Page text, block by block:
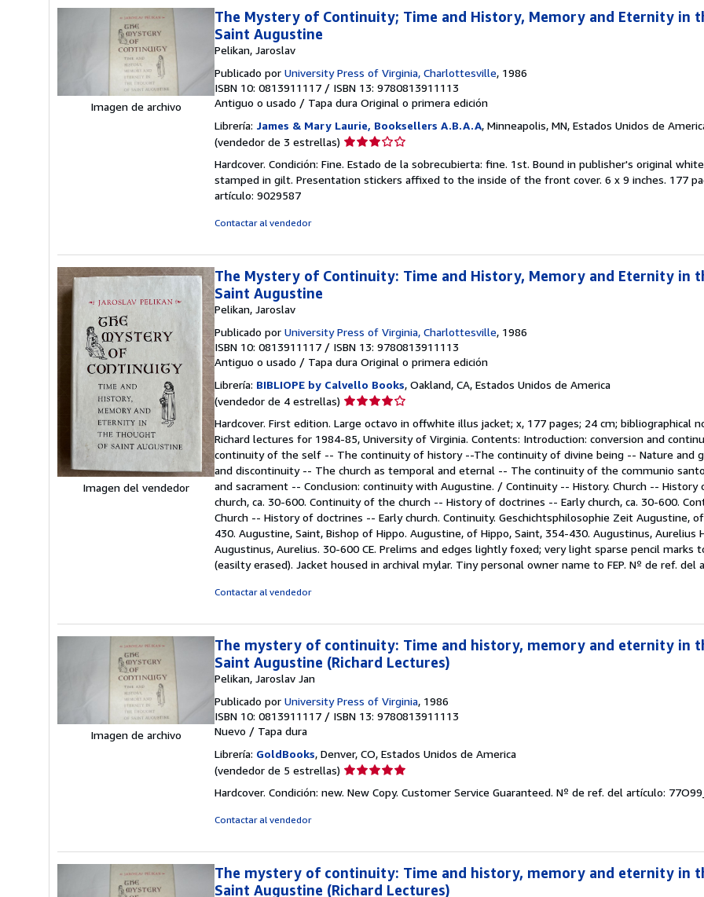
Imagen de archivo
The Mystery of Continuity; Time and History, Memory and Eternity in
Saint Augustine
Pelikan, Jaroslav
Publicado por University Press of Virginia, Charlottesville, 1986
ISBN 10: 0813911117 / ISBN 13: 9780813911113
Antiguo o usado / Tapa dura Original o primera edición
Librería: James & Mary Laurie, Booksellers A.B.A.A, Minneapolis, MN, Estados Unidos de
(vendedor de 3 estrellas) Calificación
vendedor:
3
Hardcover. Condición: Fine. Estado de la sobrecubierta: fine. 1st. Bound in publisher's original
stamped in gilt. Presentation stickers affixed to the inside of the front cover. 6 x 9 inches. 177
artículo: 9029587
Contactar al vendedor
Imagen del vendedor
The Mystery of Continuity: Time and History, Memory and Eternity in
Saint Augustine
Pelikan, Jaroslav
Publicado por University Press of Virginia, Charlottesville, 1986
ISBN 10: 0813911117 / ISBN 13: 9780813911113
Antiguo o usado / Tapa dura Original o primera edición
Librería: BIBLIOPE by Calvello Books, Oakland, CA, Estados Unidos de America
(vendedor de 4 estrellas) Calificación
vendedor:
4
de
5
estrellas
Hardcover. First edition. Large octavo in offwhite illus jacket; x, 177 pages; 24 cm; bibliographical
Richard lectures for 1984-85, University of Virginia. Contents: Introduction: conversion and
continuity of the self -- The continuity of history --The continuity of divine being -- Nature and
and discontinuity -- The church as temporal and eternal -- The continuity of the communio
and sacrament -- Conclusion: continuity with Augustine. / Continuity -- History. Church -- History
church, ca. 30-600. Continuity of the church -- History of doctrines -- Early church, ca. 30-600.
Church -- History of doctrines -- Early church. Continuity. Geschichtsphilosophie Zeit Augustine,
430. Augustine, Saint, Bishop of Hippo. Augustine, of Hippo, Saint, 354-430. Augustinus, Aurelius
Augustinus, Aurelius. 30-600 CE. Prelims and edges lightly foxed; very light sparse pencil marks
(easilty erased). Jacket housed in archival mylar. Tiny personal owner name to FEP. Nº de ref. del
Contactar al vendedor
Imagen de archivo
The mystery of continuity: Time and history, memory and eternity in
Saint Augustine (Richard Lectures)
Pelikan, Jaroslav Jan
Publicado por University Press of Virginia, 1986
ISBN 10: 0813911117 / ISBN 13: 9780813911113
Nuevo / Tapa dura
Librería: GoldBooks, Denver, CO, Estados Unidos de America
(vendedor de 5 estrellas) Calificación
vendedor:
Hardcover. Condición: new. New Copy. Customer Service Guaranteed. Nº de ref. del artículo:
Contactar al vendedor
The mystery of continuity: Time and history, memory and eternity in
Saint Augustine (Richard Lectures)